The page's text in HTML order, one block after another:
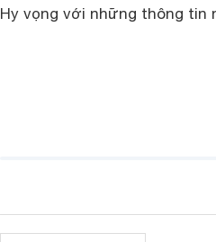
Hy vọng với những thông tin